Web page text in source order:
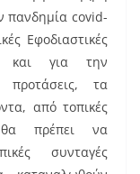
πανδημία covid-
Εφοδιαστικές
και για την
προτάσεις, τα
από τοπικές
θα πρέπει να
συνταγές